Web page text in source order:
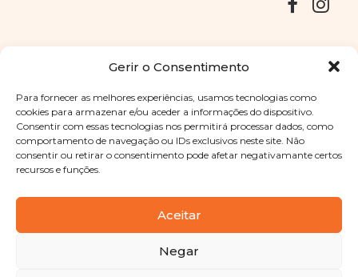
Gerir o Consentimento
Para fornecer as melhores experiências, usamos tecnologias como
cookies para armazenar e/ou aceder a informações do dispositivo.
Consentir com essas tecnologias nos permitirá processar dados, como
comportamento de navegação ou IDs exclusivos neste site. Não
consentir ou retirar o consentimento pode afetar negativamante certos
recursos e funções.
Aceitar
Negar
Copyright © 2025 Sabores Santa Clara
. Todos os direitos
reservadosPolítica de Privacidade |Termos e condições
Designed byShift Your Branding Agency